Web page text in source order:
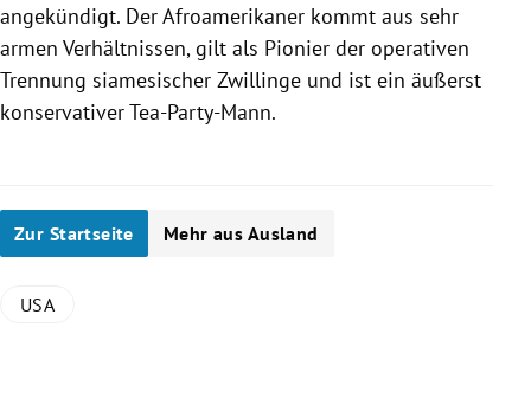
angekündigt. Der Afroamerikaner kommt aus sehr
armen Verhältnissen, gilt als Pionier der operativen
Trennung siamesischer Zwillinge und ist ein äußerst
konservativer Tea-Party-Mann.
Zur Startseite Mehr aus Ausland
USA